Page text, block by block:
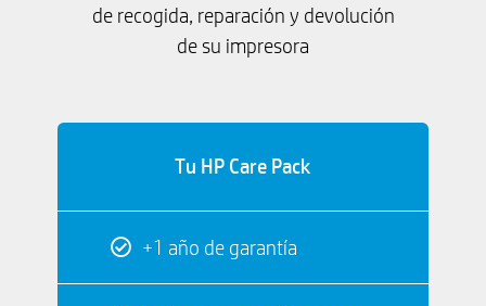
de recogida, reparación y devolución
de su impresora
Tu HP Care Pack
+1 año de garantía